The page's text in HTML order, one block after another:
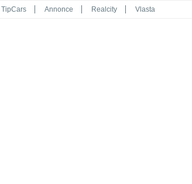
TipCars Annonce Realcity Vlasta